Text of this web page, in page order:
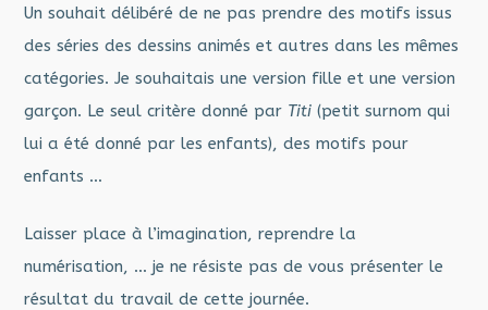
Un souhait délibéré de ne pas prendre des motifs issus
des séries des dessins animés et autres dans les mêmes
catégories. Je souhaitais une version fille et une version
garçon. Le seul critère donné par Titi (petit surnom qui
lui a été donné par les enfants), des motifs pour
enfants …
Laisser place à l’imagination, reprendre la
numérisation, … je ne résiste pas de vous présenter le
résultat du travail de cette journée.